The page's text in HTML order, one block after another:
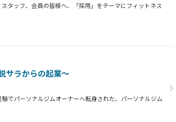
タッフ、会員の皆様へ、「採用」をテーマにフィットネス
ッフの採用基準、実際に採用されたスタッフの皆様からは
施設やフィットネスについての魅力を語っていただきまし
サラからの起業～
でパーソナルジムオーナーへ転身された、パーソナルジム